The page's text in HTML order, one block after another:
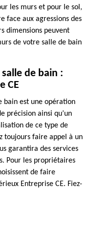
les murs et pour le sol,
face aux agressions des
dimensions peuvent
de votre salle de bain
de bain :
CE
bain est une opération
précision ainsi qu’un
de ce type de
toujours faire appel à un
garantira des services
Pour les propriétaires
de faire
Entreprise CE. Fiez-